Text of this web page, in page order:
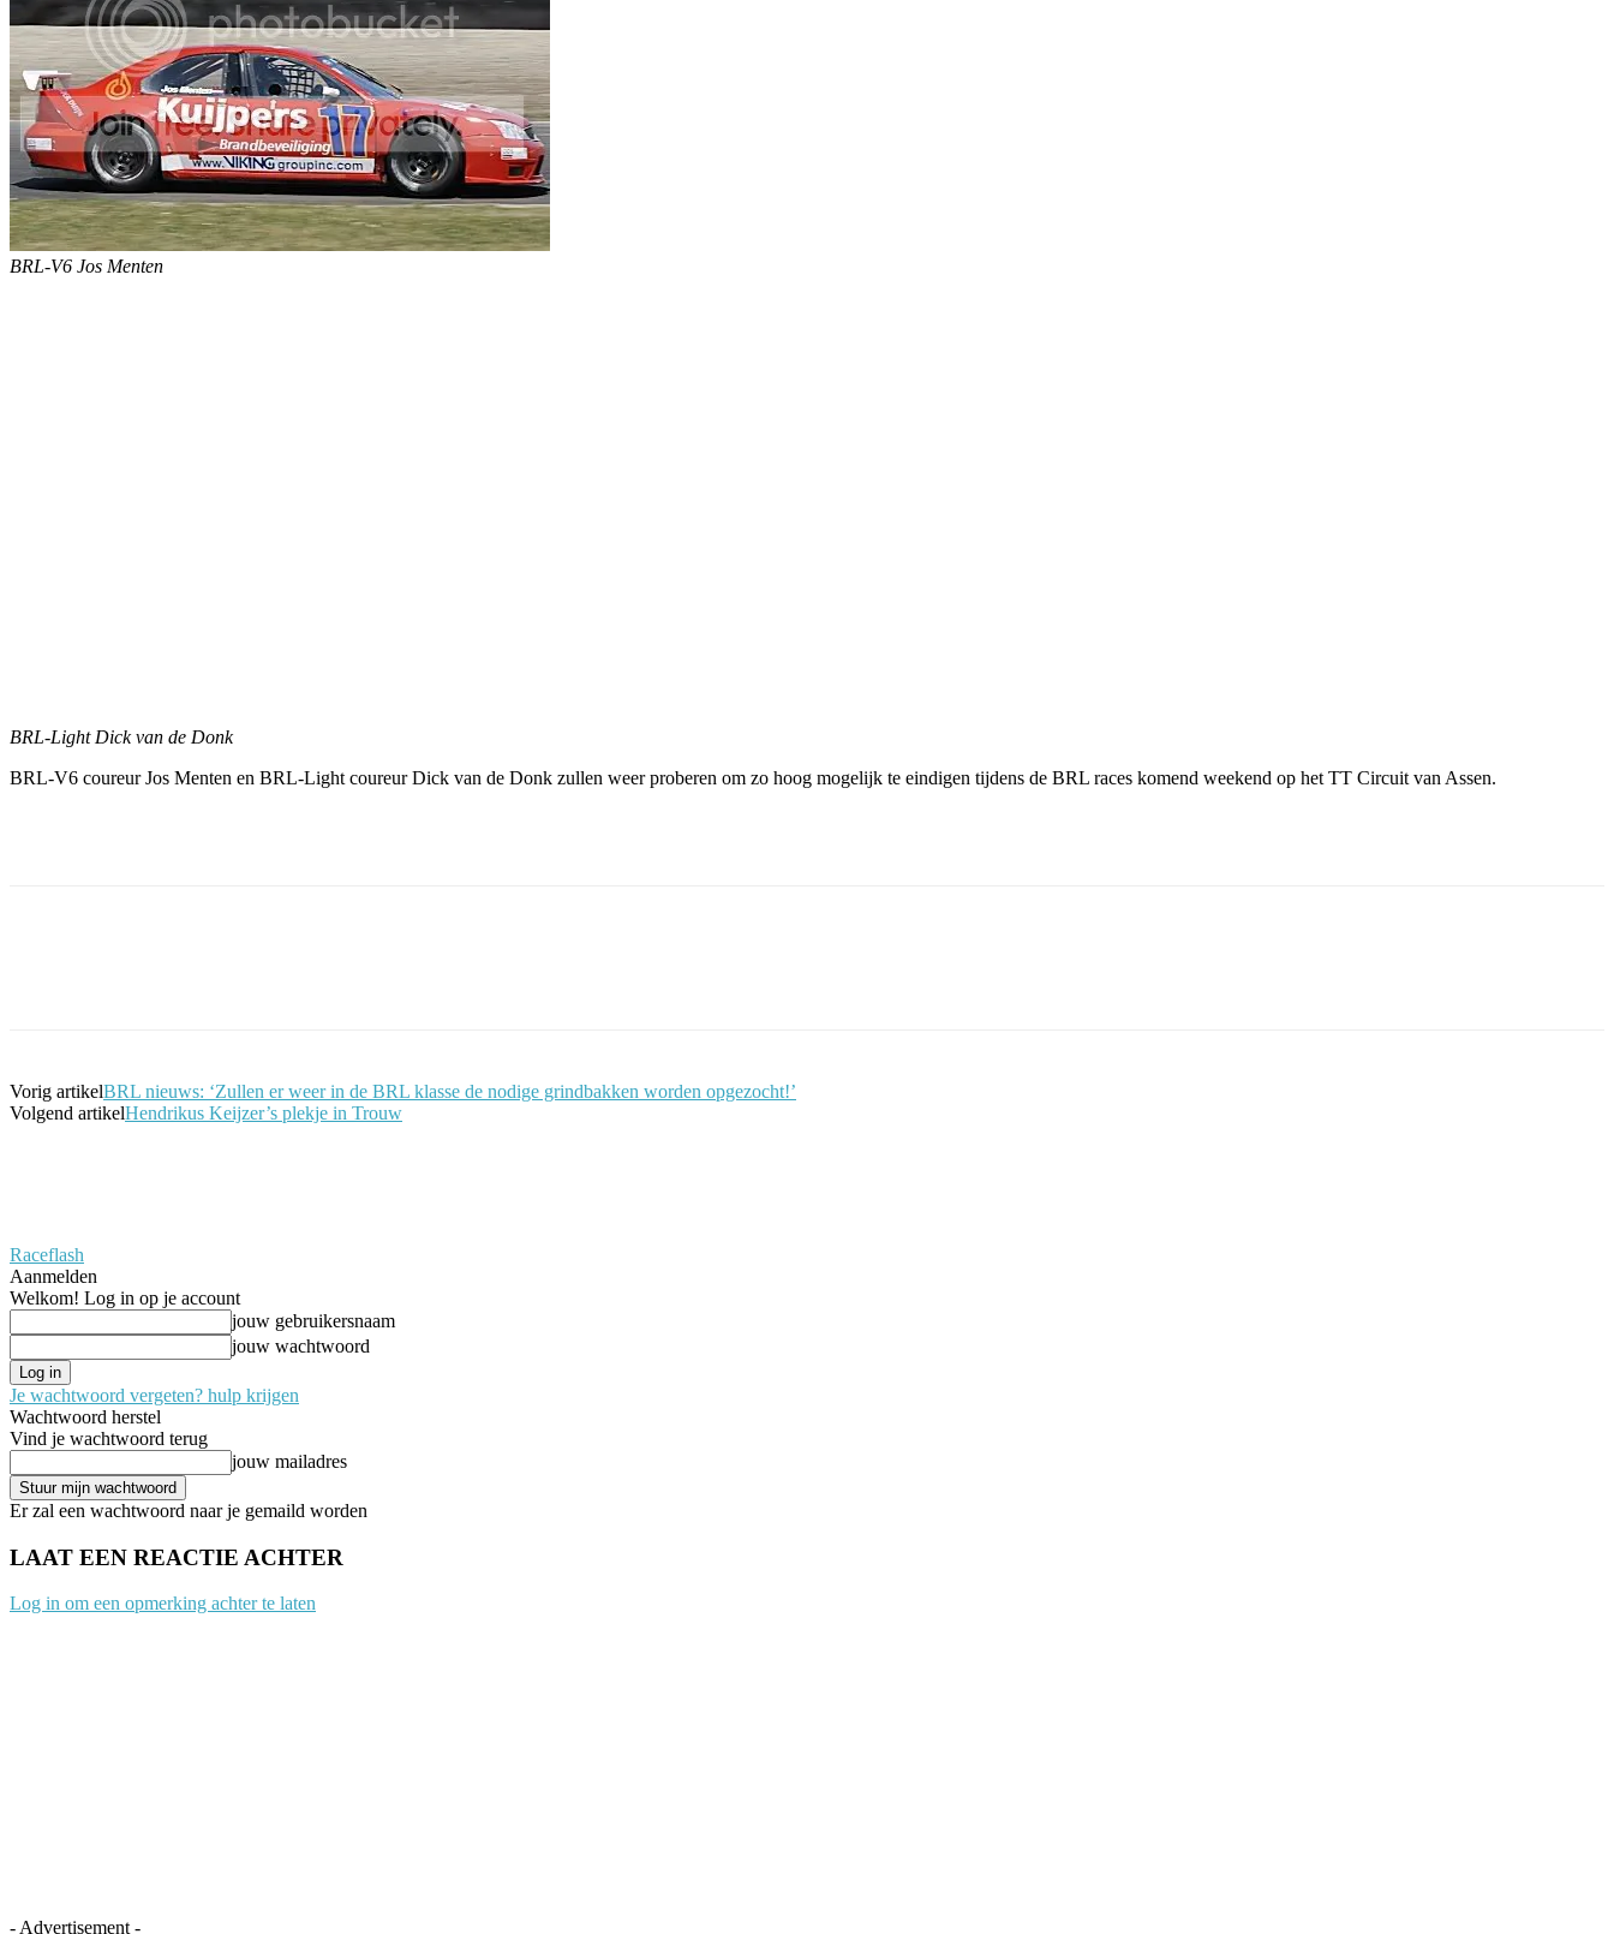
BRL-V6 Jos Menten
BRL-Light Dick van de Donk
BRL-V6 coureur Jos Menten en BRL-Light coureur Dick van de Donk zullen weer proberen om zo hoog mogelijk te eindigen tijdens de BRL races komend weekend op het TT Circuit van Assen.
Vorig artikelBRL nieuws: ‘Zullen er weer in de BRL klasse de nodige grindbakken worden opgezocht!’
Volgend artikelHendrikus Keijzer’s plekje in Trouw
Raceflash
Aanmelden
Welkom! Log in op je account
jouw gebruikersnaam
jouw wachtwoord
Je wachtwoord vergeten? hulp krijgen
Wachtwoord herstel
Vind je wachtwoord terug
jouw mailadres
Er zal een wachtwoord naar je gemaild worden
LAAT EEN REACTIE ACHTER
Log in om een opmerking achter te laten
- Advertisement -